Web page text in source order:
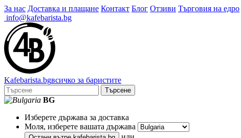
За нас Доставка и плащане Контакт Блог Отзиви Търговия на едро
info@kafebarista.bg
Kafebarista.bgвсичко за баристите
Търсене
BG
Изберете държава за доставка
Моля, изберете вашата държава